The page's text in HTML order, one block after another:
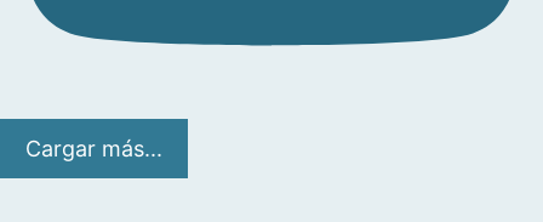
Cargar más...